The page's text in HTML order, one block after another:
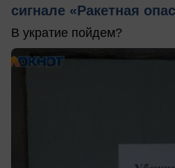
сигнале «Ракетная
В укратие пойдем?